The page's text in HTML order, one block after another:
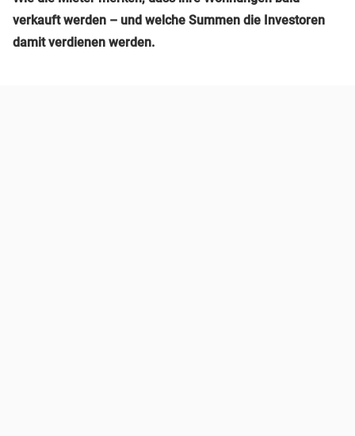
verkauft werden – und welche Summen die Investoren
damit verdienen werden.